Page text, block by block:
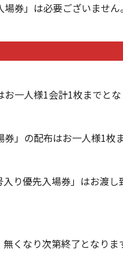
券」は必要ございませ
一人様1会計1枚までとな
」の配布はお一人様1枚
り優先入場券」はお渡
くなり次第終了となりま